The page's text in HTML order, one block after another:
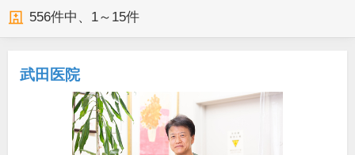
556件中、 1～15件
武田医院